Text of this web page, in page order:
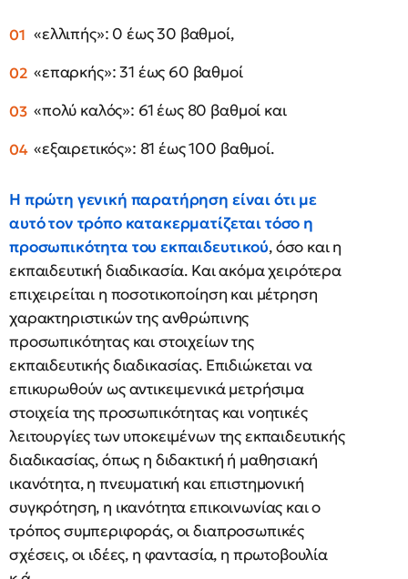
«ελλιπής»: 0 έως 30 βαθμοί,
«επαρκής»: 31 έως 60 βαθμοί
«πολύ καλός»: 61 έως 80 βαθμοί και
«εξαιρετικός»: 81 έως 100 βαθμοί.
Η πρώτη γενική παρατήρηση είναι ότι με
αυτό τον τρόπο κατακερματίζεται τόσο η
προσωπικότητα του εκπαιδευτικού, όσο και η
εκπαιδευτική διαδικασία. Και ακόμα χειρότερα
επιχειρείται η ποσοτικοποίηση και μέτρηση
χαρακτηριστικών της ανθρώπινης
προσωπικότητας και στοιχείων της
εκπαιδευτικής διαδικασίας. Επιδιώκεται να
επικυρωθούν ως αντικειμενικά μετρήσιμα
στοιχεία της προσωπικότητας και νοητικές
λειτουργίες των υποκειμένων της εκπαιδευτικής
διαδικασίας, όπως η διδακτική ή μαθησιακή
ικανότητα, η πνευματική και επιστημονική
συγκρότηση, η ικανότητα επικοινωνίας και ο
τρόπος συμπεριφοράς, οι διαπροσωπικές
σχέσεις, οι ιδέες, η φαντασία, η πρωτοβουλία